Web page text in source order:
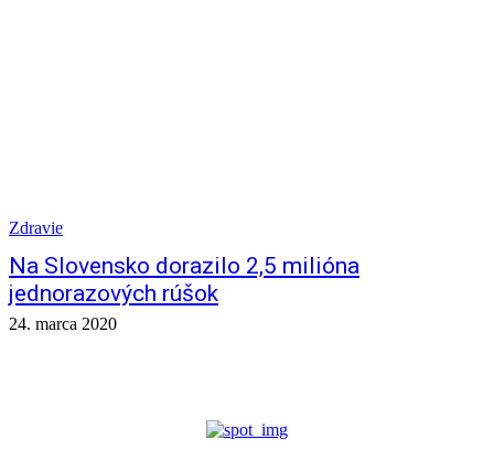
Zdravie
Na Slovensko dorazilo 2,5 milióna
jednorazových rúšok
24. marca 2020